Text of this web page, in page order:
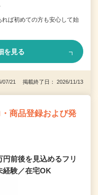
ば初めての方も安心して始
を見る
07/21 掲載終了日： 2026/11/13
商品登録および発
円前後を見込めるフリ
経験／在宅OK